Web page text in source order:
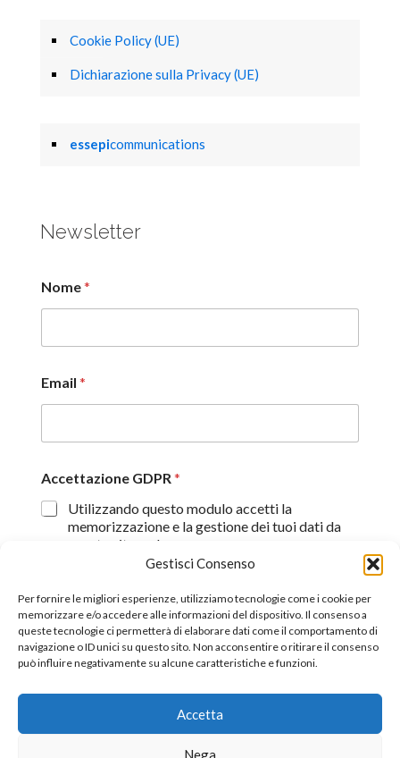
Gestisci Consenso
Per fornire le migliori esperienze, utilizziamo tecnologie come i cookie per
memorizzare e/o accedere alle informazioni del dispositivo. Il consenso a
queste tecnologie ci permetterà di elaborare dati come il comportamento di
navigazione o ID unici su questo sito. Non acconsentire o ritirare il consenso
può influire negativamente su alcune caratteristiche e funzioni.
Accetta
Nega
Cookie Policy (UE)
Dichiarazione sulla Privacy (UE)
essepicommunications
Newsletter
Nome*
Email *
Accettazione GDPR*
Utilizzando questo modulo accetti la
memorizzazione e la gestione dei tuoi dati da
questo sito web.
Proseguendo, dichiaro di aver preso visione
Invia
©2026 All Rights Reserverd.